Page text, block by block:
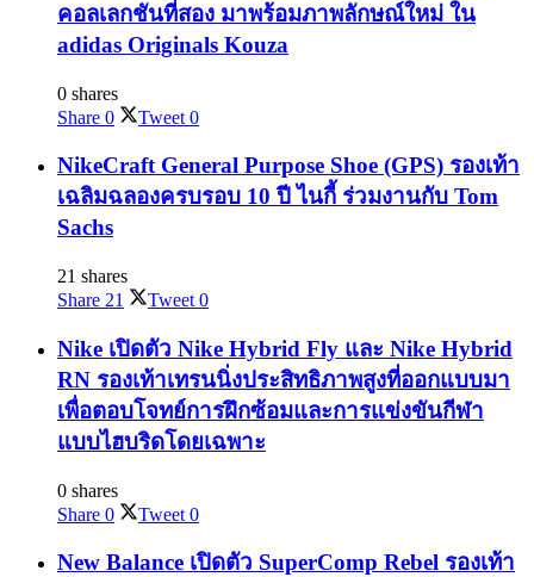
คอลเลกชันที่สอง มาพร้อมภาพลักษณ์ใหม่ ใน
adidas Originals Kouza
0 shares
Share 0 Tweet 0
NikeCraft General Purpose Shoe (GPS) รองเท้า
เฉลิมฉลองครบรอบ 10 ปี ไนกี้ ร่วมงานกับ Tom
Sachs
21 shares
Share 21 Tweet 0
Nike เปิดตัว Nike Hybrid Fly และ Nike Hybrid
RN รองเท้าเทรนนิ่งประสิทธิภาพสูงที่ออกแบบมา
เพื่อตอบโจทย์การฝึกซ้อมและการแข่งขันกีฬา
แบบไฮบริดโดยเฉพาะ
0 shares
Share 0 Tweet 0
New Balance เปิดตัว SuperComp Rebel รองเท้า